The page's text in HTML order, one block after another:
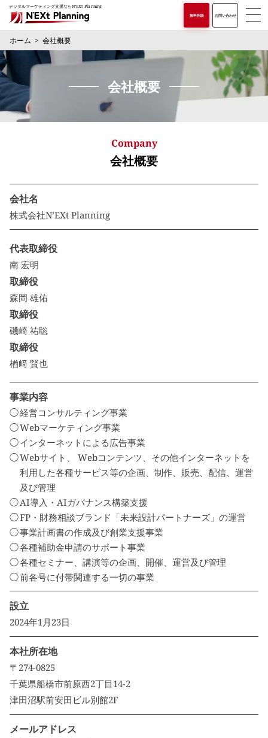
デジタルマーケティング支援ならN'EXt Planning
無料相談 お問い合わせ
ホーム 会社概要
会社概要
Company
会社概要
会社名
株式会社N’EXt Planning
代表取締役
南 宏明
取締役
森岡 雄佑
取締役
磯崎 祐聡
取締役
楢﨑 賢也
事業内容
経営コンサルティング事業
Webマーケティング事業
インターネットによる広告事業
Webサイト、 Webコンテンツ、その他インターネットを
利用した各種サービス等の企画、制作、販売、配信、運営
及び管理
AI導入・AIガバナンス構築支援
FP・財務相談ブランド「未来設計パートナーズ」の運営
事業計画書の作成及び創業支援事業
各種補助金申請のサポート事業
各種セミナー、講演等の企画、開催、運営及び管理
前各号に付帯関連する一切の事業
設立
2024年1月23日
本社所在地
〒274-0825
千葉県船橋市前原西2丁目14-2
津田沼駅前安田ビル別館2F
メールアドレス